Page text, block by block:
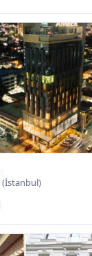
(İstanbul)